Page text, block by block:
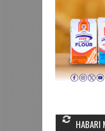
HABARI
MGANDA, HASSAN